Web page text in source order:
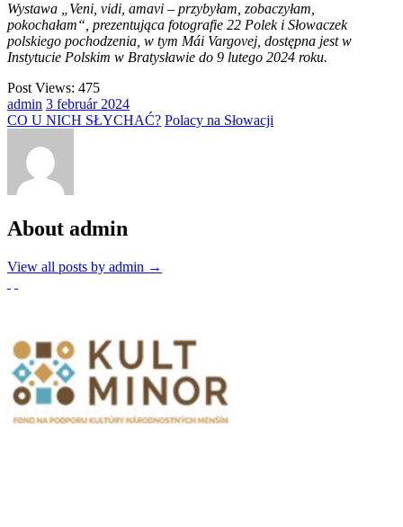
Wystawa „Veni, vidi, amavi – przybyłam, zobaczyłam,
pokochałam“, prezentująca fotografie 22 Polek i Słowaczek
polskiego pochodzenia, w tym Mái Vargovej, dostępna jest w
Instytucie Polskim w Bratysławie do 9 lutego 2024 roku.
Post Views: 475
admin 3 február 2024
CO U NICH SŁYCHAĆ? Polacy na Słowacji
About admin
View all posts by admin →